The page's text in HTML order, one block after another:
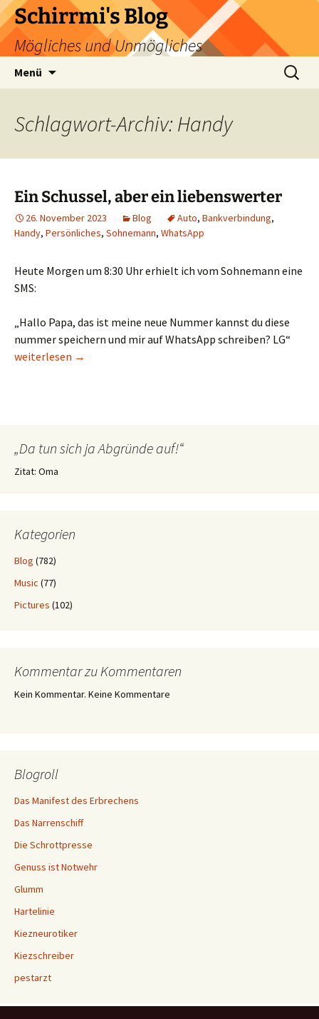
Zum
Inhalt
springen
Schirrmi's Blog
Mögliches und Unmögliches
Menü
Suchen
nach:
Schlagwort-Archiv: Handy
Ein Schussel, aber ein liebenswerter
26. November 2023 Blog Auto, Bankverbindung,
Handy, Persönliches, Sohnemann, WhatsApp
Heute Morgen um 8:30 Uhr erhielt ich vom Sohnemann eine
SMS:
„Hallo Papa, das ist meine neue Nummer kannst du diese
nummer speichern und mir auf WhatsApp schreiben? LG“
Ein Schussel, aber ein liebenswerter
weiterlesen →
„Da tun sich ja Abgründe auf!“
Zitat: Oma
Kategorien
Blog (782)
Music (77)
Pictures (102)
Kommentar zu Kommentaren
Kein Kommentar. Keine Kommentare
Blogroll
Das Manifest des Erbrechens
Das Narrenschiff
Die Schrottpresse
Genuss ist Notwehr
Glumm
Hartelinie
Kiezneurotiker
Kiezschreiber
pestarzt